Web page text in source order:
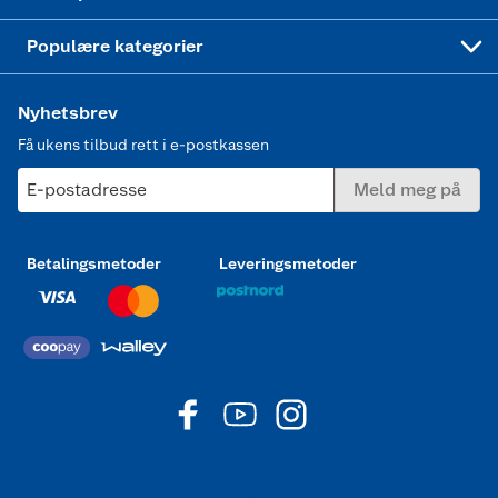
Populære kategorier
Nyhetsbrev
Få ukens tilbud rett i e-postkassen
E-postadresse Meld meg på
Betalingsmetoder Leveringsmetoder